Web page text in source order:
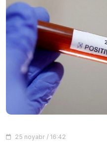
25 noyabr / 16:42